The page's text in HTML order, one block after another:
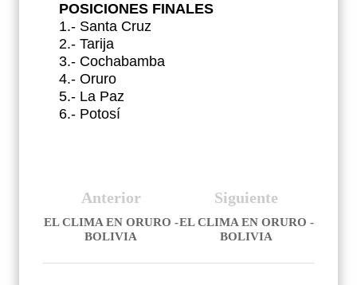
POSICIONES FINALES
1.- Santa Cruz
2.- Tarija
3.- Cochabamba
4.- Oruro
5.- La Paz
6.- Potosí
Siguiente
EL CLIMA EN ORURO -
BOLIVIA
Anterior
EL CLIMA EN ORURO -
BOLIVIA